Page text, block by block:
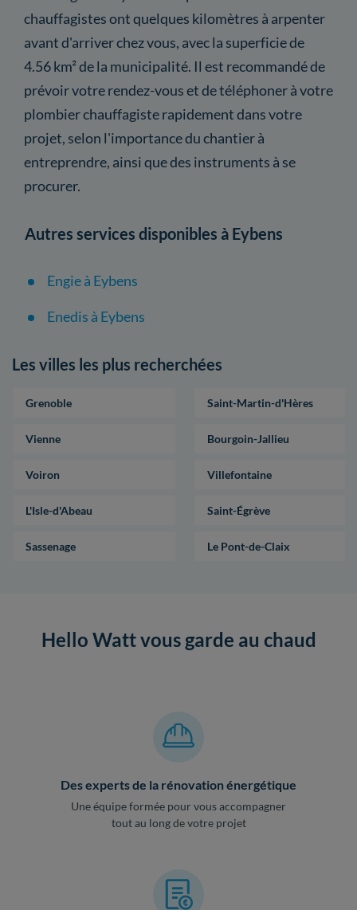
chauffagistes ont quelques kilomètres à arpenter
avant d'arriver chez vous, avec la superficie de
4.56 km² de la municipalité. Il est recommandé de
prévoir votre rendez-vous et de téléphoner à votre
plombier chauffagiste rapidement dans votre
projet, selon l'importance du chantier à
entreprendre, ainsi que des instruments à se
procurer.
Autres services disponibles à Eybens
Engie à Eybens
Enedis à Eybens
Les villes les plus recherchées
Grenoble Saint-Martin-d'Hères
Vienne Bourgoin-Jallieu
Voiron Villefontaine
L'Isle-d'Abeau Saint-Égrève
Sassenage Le Pont-de-Claix
Hello Watt vous garde au chaud
Des experts de la rénovation énergétique
Une équipe formée pour vous accompagner
tout au long de votre projet